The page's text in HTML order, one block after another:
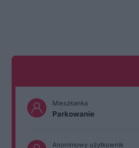
Mieszkanka
Parkowanie
Anonimowy użytkownik